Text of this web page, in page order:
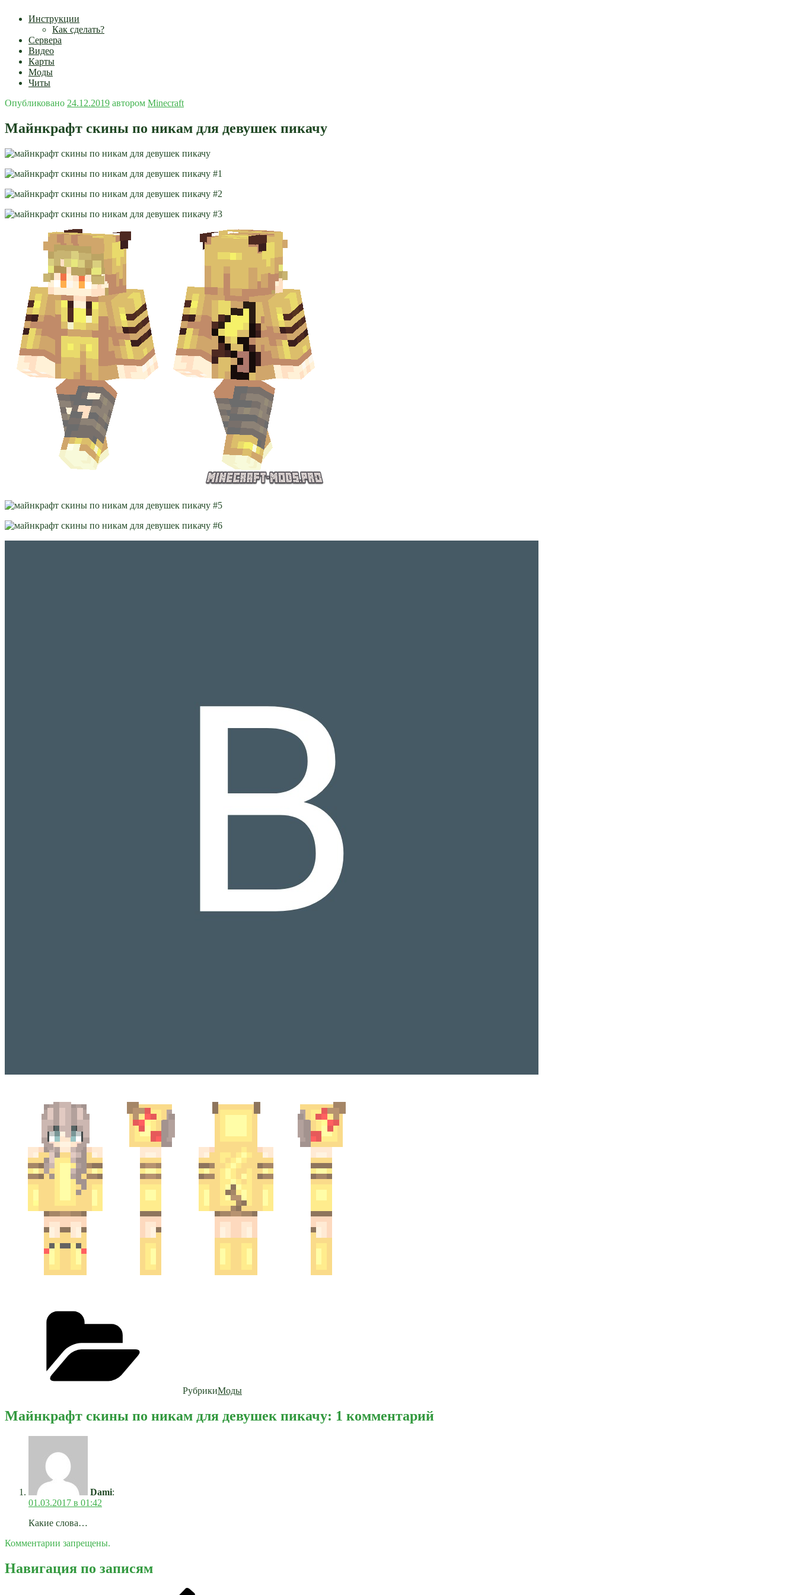
Инструкции
Как сделать?
Сервера
Видео
Карты
Моды
Читы
Опубликовано 24.12.2019 автором Minecraft
Майнкрафт скины по никам для девушек пикачу
РубрикиМоды
Майнкрафт скины по никам для девушек пикачу: 1 комментарий
Dami:
01.03.2017 в 01:42
Какие слова…
Комментарии запрещены.
Навигация по записям